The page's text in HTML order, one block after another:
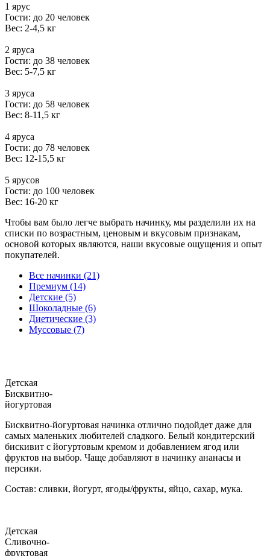
1 ярус
Гости: до 20 человек
Вес: 2-4,5 кг
2 яруса
Гости: до 38 человек
Вес: 5-7,5 кг
3 яруса
Гости: до 58 человек
Вес: 8-11,5 кг
4 яруса
Гости: до 78 человек
Вес: 12-15,5 кг
5 ярусов
Гости: до 100 человек
Вес: 16-20 кг
Чтобы вам было легче выбрать начинку, мы разделили их на
списки по возрастным, ценовым и вкусовым признакам,
основой которых являются, наши вкусовые ощущения и опыт
покупателей.
Все начинки (21)
Премиум (14)
Детские (5)
Шоколадные (6)
Диетические (3)
Муссовые (7)
Детская
Бисквитно-
йогуртовая
Бисквитно-йогуртовая начинка отлично подойдет даже для
самых маленьких любителей сладкого. Белый кондитерский
бискивит с йогуртовым кремом и добавлением ягод или
фруктов на выбор. Чаще добавляют в начинку ананасы и
персики.
Состав: сливки, йогурт, ягоды/фрукты, яйцо, сахар, мука.
Детская
Сливочно-
фруктовая